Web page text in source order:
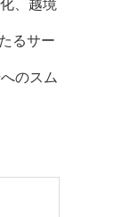
、越境
るサー
のスム